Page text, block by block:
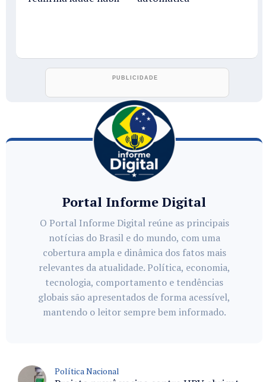
Portal Informe Digital
O Portal Informe Digital reúne as principais
notícias do Brasil e do mundo, com uma
cobertura ampla e dinâmica dos fatos mais
relevantes da atualidade. Política, economia,
tecnologia, comportamento e tendências
globais são apresentados de forma acessível,
mantendo o leitor sempre bem informado.
Política Nacional